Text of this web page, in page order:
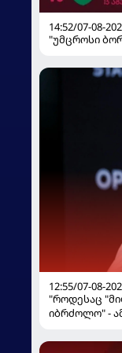
14:52/07-08-
"უმცროსი
12:55/07-08-
"როდესაც
იბრძოლო" -